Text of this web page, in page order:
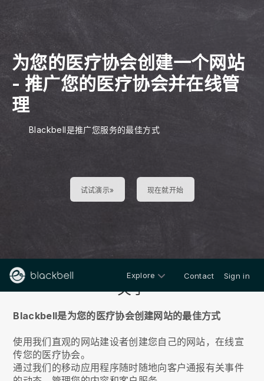
为您的医疗协会创建一个网站
- 推广您的医疗协会并在线管
理
Blackbell是推广您服务的最佳方式
试试演示» 现在就开始
Explore Contact Sign in
关于
Blackbell是为您的医疗协会创建网站的最佳方式
使用我们直观的网站建设者创建您自己的网站，在线宣
传您的医疗协会。
通过我们的移动应用程序随时随地向客户通报有关事件